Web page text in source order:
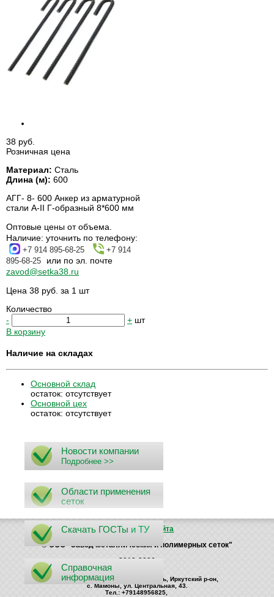
38 руб.
Розничная цена
Материал: Сталь
Длина (м): 600
АГГ- 8- 600 Анкер из арматурной
стали А-II Г-образный 8*600 мм
Оптовые цены от объема.
Наличие: уточнить по телефону:
+7 914 895-68-25
+7 914
895-68-25
или по эл. почте
zavod@setka38.ru
Цена 38 руб. за 1 шт
Количество
-
+ шт
В корзину
Наличие на складах
Основной склад
остаток: отсутствует
Основной цех
остаток: отсутствует
Новости компании
Подробнее >>
Области применения
сеток
Скачать ГОСТы и ТУ
Справочная
информация
Поиск
Карта сайта
© ООО "Завод металлических и полимерных сеток"
2012-2026
Россия, 664535, Иркутская область, Иркутский р-он,
с. Мамоны, ул. Центральная, 43.
Тел.: +79148956825,